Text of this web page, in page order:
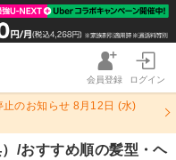
会員登録 ログイン
のお知らせ 8月12日 (水)
/おすすめ順の髪型・ヘ